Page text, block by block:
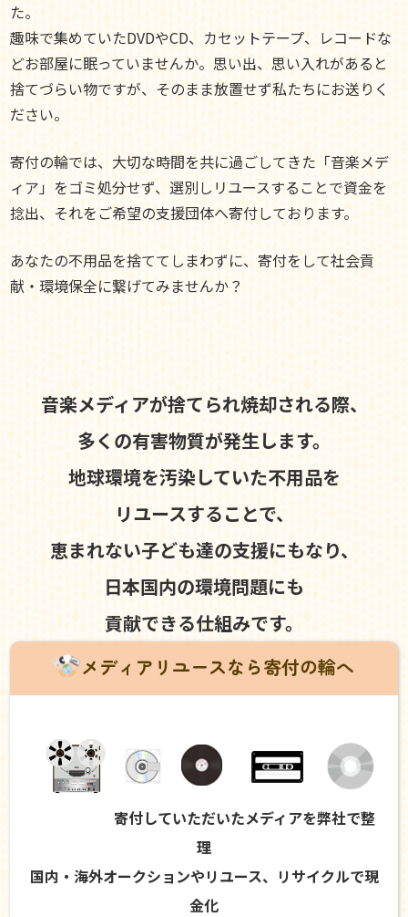
た。
趣味で集めていたDVDやCD、カセットテープ、レコードな
どお部屋に眠っていませんか。思い出、思い入れがあると
捨てづらい物ですが、そのまま放置せず私たちにお送りく
ださい。
寄付の輪では、大切な時間を共に過ごしてきた「音楽メデ
ィア」をゴミ処分せず、選別しリユースすることで資金を
捻出、それをご希望の支援団体へ寄付しております。
あなたの不用品を捨ててしまわずに、寄付をして社会貢
献・環境保全に繋げてみませんか？
音楽メディアが捨てられ焼却される際、
多くの有害物質が発生します。
地球環境を汚染していた不用品を
リユースすることで、
恵まれない子ども達の支援にもなり、
日本国内の環境問題にも
貢献できる仕組みです。
メディアリユースなら寄付の輪へ
寄付していただいたメディアを弊社で整
理
国内・海外オークションやリユース、リサイクルで現
金化